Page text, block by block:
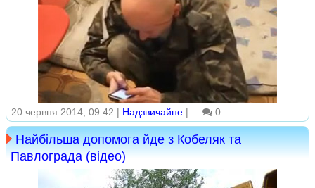
20 червня 2014, 09:42 | Надзвичайне | 0
Найбільша допомога йде з Кобеляк та
Павлограда (відео)